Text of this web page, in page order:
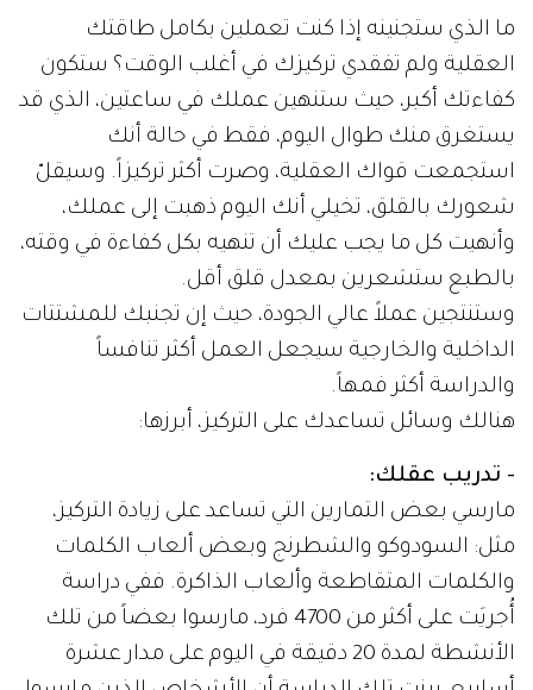
ما الذي ستجنينه إذا كنت تعملين بكامل طاقتك
العقلية ولم تفقدي تركيزك في أغلب الوقت؟ ستكون
كفاءتك أكبر، حيث ستنهين عملك في ساعتين، الذي قد
يستغرق منك طوال اليوم، فقط في حالة أنك
استجمعت قواك العقلية، وصرت أكثر تركيزاً. وسيقلّ
شعورك بالقلق، تخيلي أنك اليوم ذهبت إلى عملك،
وأنهيت كل ما يجب عليك أن تنهيه بكل كفاءة في وقته،
بالطبع ستشعرين بمعدل قلق أقل.
وستنتجين عملاً عالي الجودة، حيث إن تجنبك للمشتتات
الداخلية والخارجية سيجعل العمل أكثر تنافساً
والدراسة أكثر فمهاً.
هنالك وسائل تساعدك على التركيز، أبرزها:
- تدريب عقلك:
مارسي بعض التمارين التي تساعد على زيادة التركيز،
مثل: السودوكو والشطرنج وبعض ألعاب الكلمات
والكلمات المتقاطعة وألعاب الذاكرة. ففي دراسة
أُجريَت على أكثر من 4700 فرد، مارسوا بعضاً من تلك
الأنشطة لمدة 20 دقيقة في اليوم على مدار عشرة